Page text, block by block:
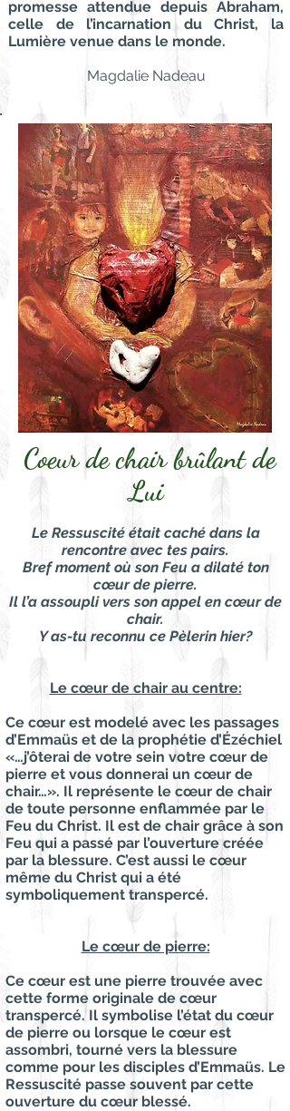
promesse attendue depuis Abraham,
celle de l’incarnation du Christ, la
Lumière venue dans le monde.
Magdalie Nadeau
Coeur de chair brûlant de
Lui
Le Ressuscité était caché dans la
rencontre avec tes pairs.
Bref moment où son Feu a dilaté ton
cœur de pierre.
Il l’a assoupli vers son appel en cœur de
chair.
Y as-tu reconnu ce Pèlerin hier?
Le cœur de chair au centre:
Ce cœur est modelé avec les passages
d’Emmaüs et de la prophétie d’Ézéchiel
«…j’ôterai de votre sein votre cœur de
pierre et vous donnerai un cœur de
chair…». Il représente le cœur de chair
de toute personne enflammée par le
Feu du Christ. Il est de chair grâce à son
Feu qui a passé par l’ouverture créée
par la blessure. C’est aussi le cœur
même du Christ qui a été
symboliquement transpercé.
Le cœur de pierre:
Ce cœur est une pierre trouvée avec
cette forme originale de cœur
transpercé. Il symbolise l’état du cœur
de pierre ou lorsque le cœur est
assombri, tourné vers la blessure
comme pour les disciples d’Emmaüs. Le
Ressuscité passe souvent par cette
ouverture du cœur blessé.